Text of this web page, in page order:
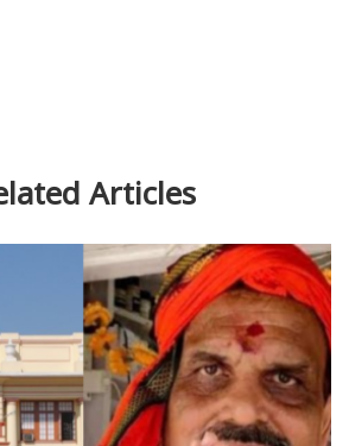
Articles